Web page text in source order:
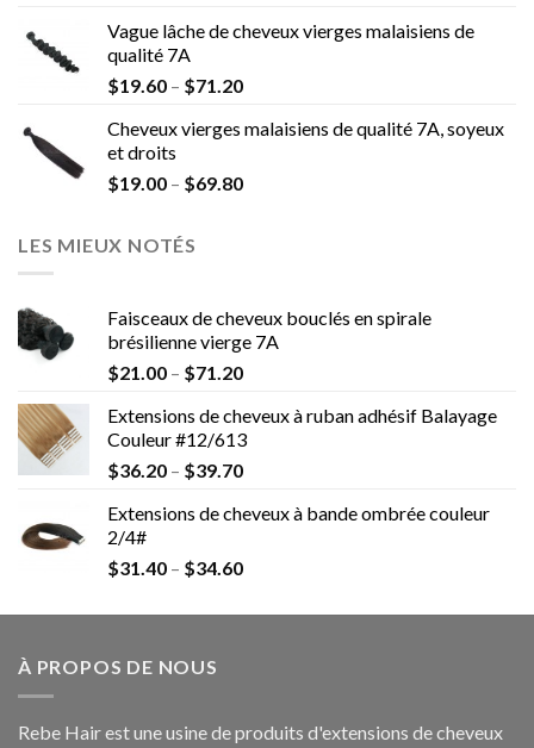
Vague lâche de cheveux vierges malaisiens de
qualité 7A
$19.60 – $71.20
Cheveux vierges malaisiens de qualité 7A, soyeux
et droits
$19.00 – $69.80
LES MIEUX NOTÉS
Faisceaux de cheveux bouclés en spirale
brésilienne vierge 7A
$21.00 – $71.20
Extensions de cheveux à ruban adhésif Balayage
Couleur #12/613
$36.20 – $39.70
Extensions de cheveux à bande ombrée couleur
2/4#
$31.40 – $34.60
À PROPOS DE NOUS
Rebe Hair est une usine de produits d'extensions de cheveux